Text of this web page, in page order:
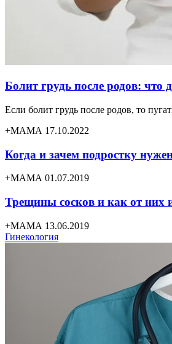
Болит грудь после родов: что
Если болит грудь после родов, то
+МАМА 17.10.2022
Когда и зачем подростку
+МАМА 01.07.2019
Трещины сосков и как от них
+МАМА 13.06.2019
Гинекология